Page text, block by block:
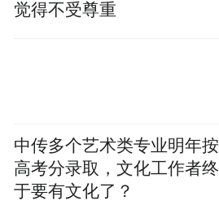
觉得不受尊重
中传多个艺术类专业明年按
高考分录取，文化工作者终
于要有文化了？